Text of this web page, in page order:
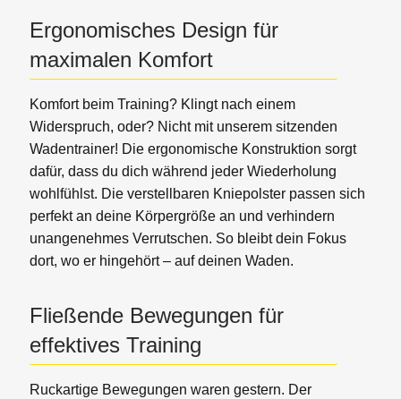
Ergonomisches Design für
maximalen Komfort
Komfort beim Training? Klingt nach einem
Widerspruch, oder? Nicht mit unserem sitzenden
Wadentrainer! Die ergonomische Konstruktion sorgt
dafür, dass du dich während jeder Wiederholung
wohlfühlst. Die verstellbaren Kniepolster passen sich
perfekt an deine Körpergröße an und verhindern
unangenehmes Verrutschen. So bleibt dein Fokus
dort, wo er hingehört – auf deinen Waden.
Fließende Bewegungen für
effektives Training
Ruckartige Bewegungen waren gestern. Der